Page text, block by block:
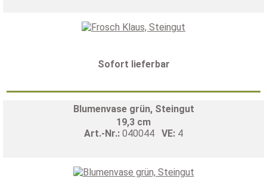
Sofort lieferbar
Blumenvase grün, Steingut
19,3 cm
Art.-Nr.: 040044 VE: 4